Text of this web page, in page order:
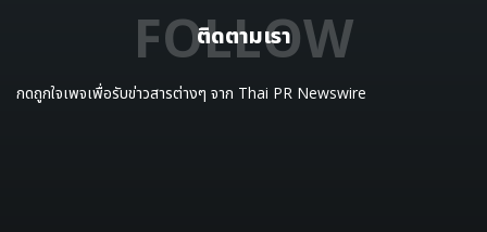
ติดตามเรา
FOLLOW
กดถูกใจเพจเพื่อรับข่าวสารต่างๆ จาก Thai PR Newswire